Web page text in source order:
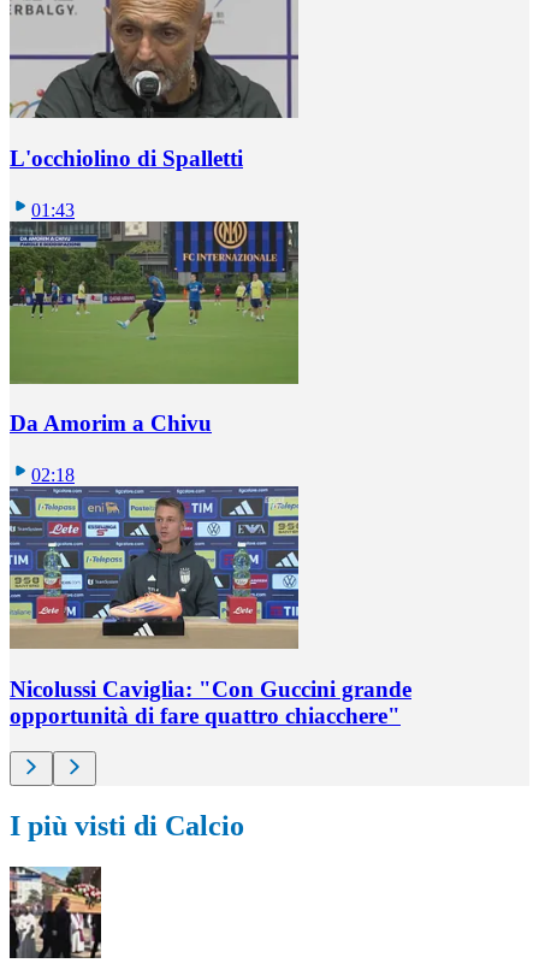
L'occhiolino di Spalletti
01:43
Da Amorim a Chivu
02:18
Nicolussi Caviglia: "Con Guccini grande
opportunità di fare quattro chiacchere"
I più visti di Calcio